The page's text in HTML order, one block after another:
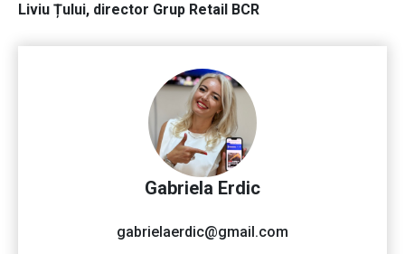
Liviu Țului, director Grup Retail BCR
Gabriela Erdic
gabrielaerdic@gmail.com